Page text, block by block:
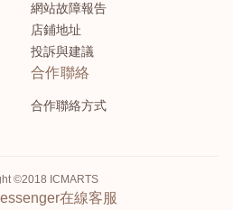
網站故障報告
店鋪地址
投訴與建議
合作聯絡
合作聯絡方式
©2018 ICMARTS
在線客服